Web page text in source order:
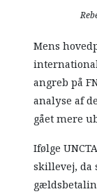
Mens
angreb på
analyse af
gået mere
Ifølge
skillevej, da